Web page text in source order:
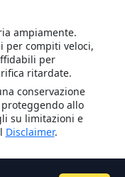
ampiamente.
per compiti veloci,
per
ritardate.
conservazione
allo
su limitazioni e
Disclaimer.